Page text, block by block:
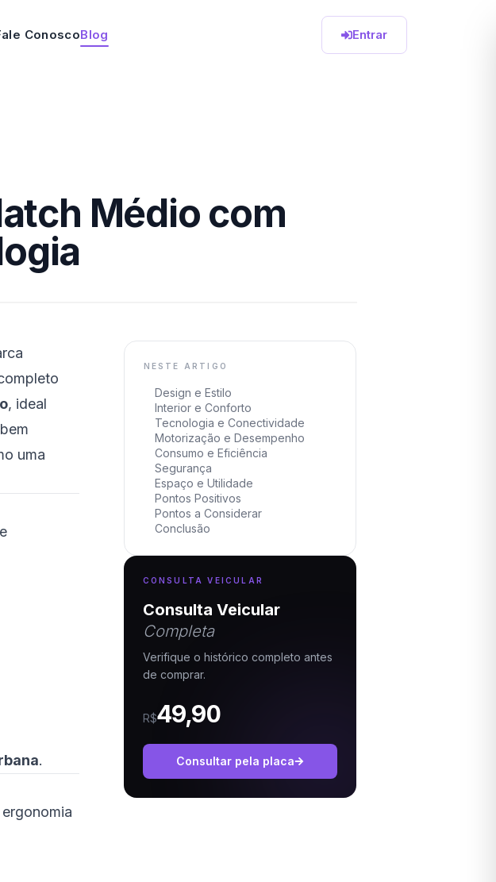
ConoscoBlog Entrar
Médio com
, ideal
uma
.
NESTE ARTIGO
Design e Estilo
Interior e Conforto
Tecnologia e Conectividade
Motorização e Desempenho
Consumo e Eficiência
Segurança
Espaço e Utilidade
Pontos Positivos
Pontos a Considerar
Conclusão
CONSULTA VEICULAR
Consulta Veicular
Completa
Verifique o histórico completo antes
de comprar.
R$49,90
Consultar pela placa